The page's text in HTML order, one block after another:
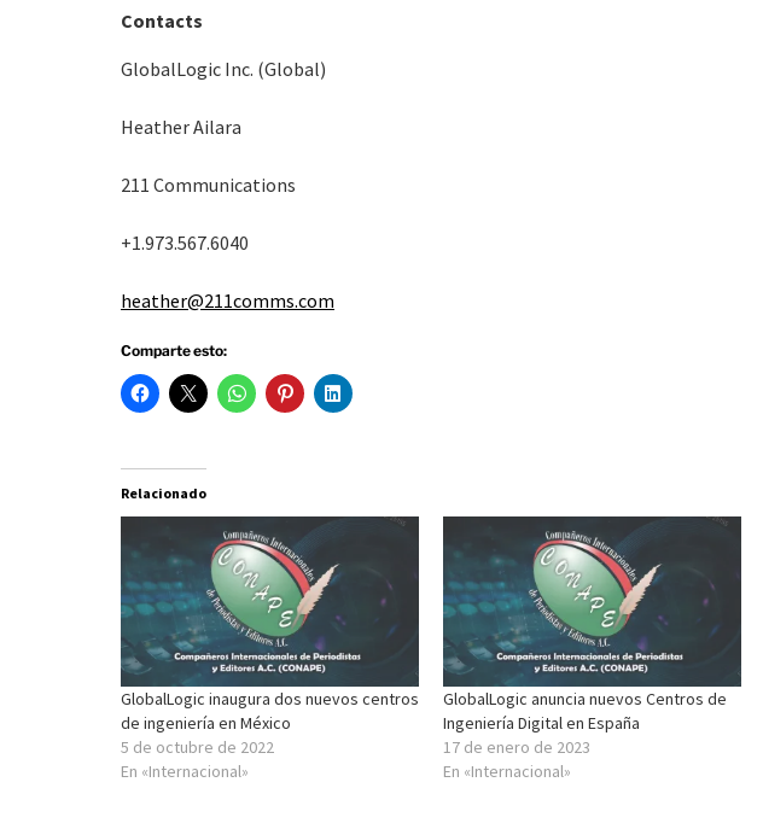
Contacts
GlobalLogic Inc. (Global)
Heather Ailara
211 Communications
+1.973.567.6040
heather@211comms.com
Comparte esto:
Relacionado
GlobalLogic inaugura dos nuevos centros
de ingeniería en México
5 de octubre de 2022
En «Internacional»
GlobalLogic anuncia nuevos Centros de
Ingeniería Digital en España
17 de enero de 2023
En «Internacional»